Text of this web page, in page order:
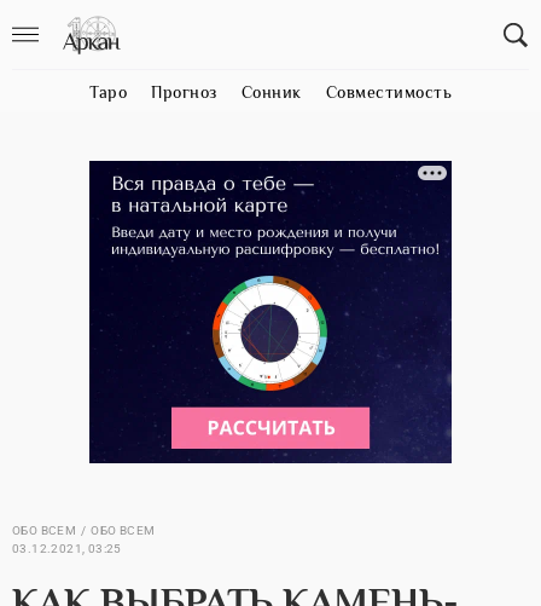
Таро Прогноз Сонник Совместимость
ОБО ВСЕМ
ОБО ВСЕМ
03.12.2021, 03:25